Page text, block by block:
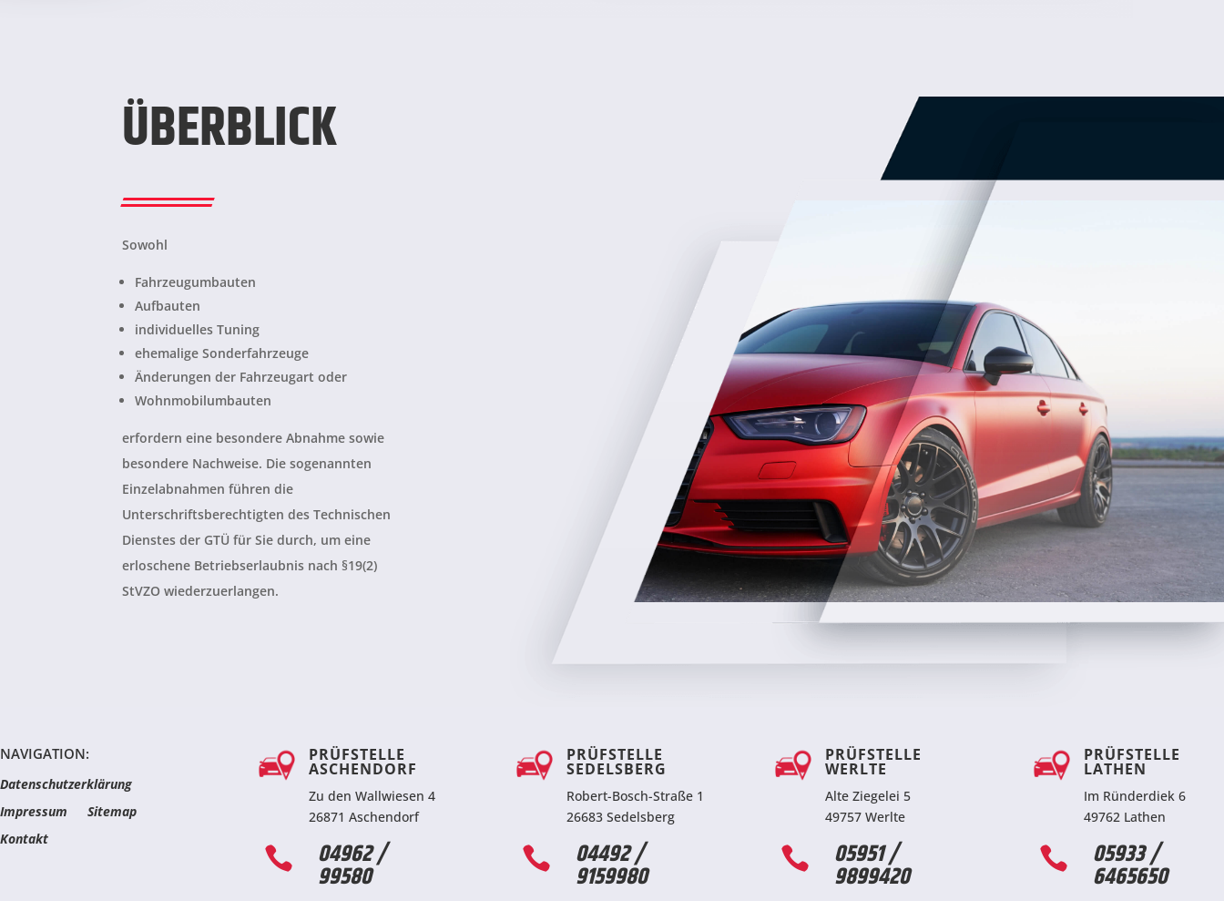
ÜBERBLICK
Sowohl
Fahrzeugumbauten
Aufbauten
individuelles Tuning
ehemalige Sonderfahrzeuge
Änderungen der Fahrzeugart oder
Wohnmobilumbauten
erfordern eine besondere Abnahme sowie
besondere Nachweise. Die sogenannten
Einzelabnahmen führen die
Unterschriftsberechtigten des Technischen
Dienstes der GTÜ für Sie durch, um eine
erloschene Betriebserlaubnis nach §19(2)
StVZO wiederzuerlangen.
NAVIGATION:
Datenschutzerklärung
Impressum
Sitemap
Kontakt
PRÜFSTELLE
ASCHENDORF
Zu den Wallwiesen 4
26871 Aschendorf
 04962 /
99580
PRÜFSTELLE
SEDELSBERG
Robert-Bosch-Straße 1
26683 Sedelsberg
 04492 /
9159980
PRÜFSTELLE
WERLTE
Alte Ziegelei 5
49757 Werlte
 05951 /
9899420
PRÜFSTELLE
LATHEN
Im Ründerdiek 6
49762 Lathen
 05933 /
6465650